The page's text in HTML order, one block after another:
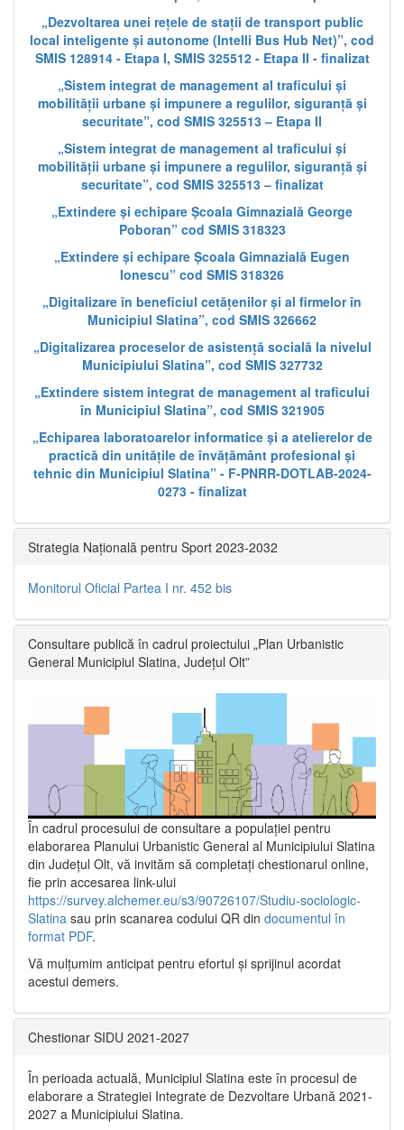
„Dezvoltarea unei rețele de stații de transport public
local inteligente și autonome (Intelli Bus Hub Net)”, cod
SMIS 128914 - Etapa I, SMIS 325512 - Etapa II - finalizat
„Sistem integrat de management al traficului și
mobilității urbane și impunere a regulilor, siguranță și
securitate”, cod SMIS 325513 – Etapa II
„Sistem integrat de management al traficului și
mobilității urbane și impunere a regulilor, siguranță și
securitate”, cod SMIS 325513 – finalizat
„Extindere și echipare Școala Gimnazială George
Poboran” cod SMIS 318323
„Extindere și echipare Școala Gimnazială Eugen
Ionescu” cod SMIS 318326
„Digitalizare în beneficiul cetățenilor și al firmelor în
Municipiul Slatina”, cod SMIS 326662
„Digitalizarea proceselor de asistență socială la nivelul
Municipiului Slatina”, cod SMIS 327732
„Extindere sistem integrat de management al traficului
în Municipiul Slatina”, cod SMIS 321905
„Echiparea laboratoarelor informatice și a atelierelor de
practică din unitățile de învățământ profesional și
tehnic din Municipiul Slatina” - F-PNRR-DOTLAB-2024-
0273 - finalizat
Strategia Națională pentru Sport 2023-2032
Monitorul Oficial Partea I nr. 452 bis
Consultare publică în cadrul proiectului „Plan Urbanistic
General Municipiul Slatina, Județul Olt”
În cadrul procesului de consultare a populaţiei pentru
elaborarea Planului Urbanistic General al Municipiului Slatina
din Județul Olt, vă invităm să completați chestionarul online,
fie prin accesarea link-ului
https://survey.alchemer.eu/s3/90726107/Studiu-sociologic-
Slatina sau prin scanarea codului QR din documentul în
format PDF.
Vă mulţumim anticipat pentru efortul şi sprijinul acordat
acestui demers.
Chestionar SIDU 2021-2027
În perioada actuală, Municipiul Slatina este în procesul de
elaborare a Strategiei Integrate de Dezvoltare Urbană 2021‐
2027 a Municipiului Slatina.